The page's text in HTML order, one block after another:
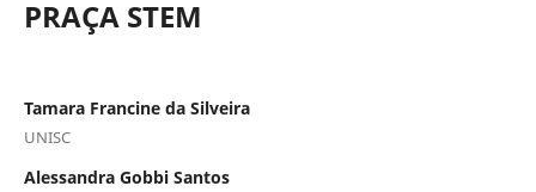
PRAÇA STEM
Tamara Francine da Silveira
UNISC
Alessandra Gobbi Santos